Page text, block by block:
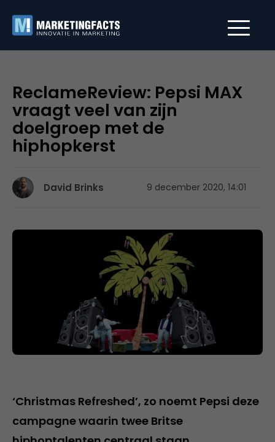
ReclameReview: Pepsi MAX
vraagt veel van zijn
doelgroep met de
hiphopkerst
David Brinks 9 december 2020, 14:01
‘Christmas Refreshed’, zo noemt Pepsi deze
campagne waarin twee Britse